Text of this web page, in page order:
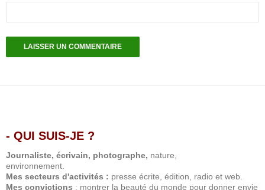
- QUI SUIS-JE ?
Journaliste, écrivain, photographe, nature,
environnement.
Mes secteurs d'activités : presse écrite, édition, radio et web.
Mes convictions : montrer la beauté du monde pour donner envie